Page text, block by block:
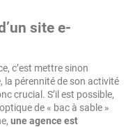
site e-
c’est mettre sinon
la pérennité de son activité
crucial. S’il est possible,
de « bac à sable »
une agence est